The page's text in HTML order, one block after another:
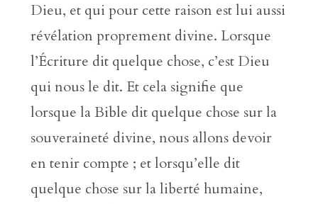
Dieu, et qui pour cette raison est lui aussi
révélation proprement divine. Lorsque
l’Écriture dit quelque chose, c’est Dieu
qui nous le dit. Et cela signifie que
lorsque la Bible dit quelque chose sur la
souveraineté divine, nous allons devoir
en tenir compte ; et lorsqu’elle dit
quelque chose sur la liberté humaine,